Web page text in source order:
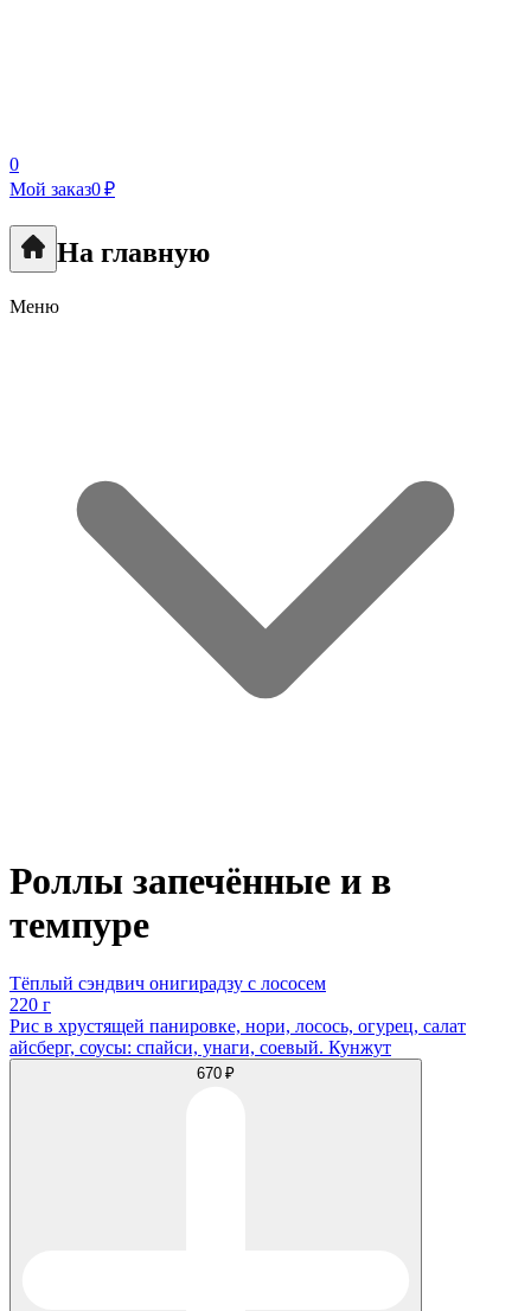
0
Мой заказ0 ₽
На главную
Меню
Роллы запечённые и в
темпуре
Тёплый сэндвич онигирадзу с лососем
220 г
Рис в хрустящей панировке, нори, лосось, огурец, салат
айсберг, соусы: спайси, унаги, соевый. Кунжут
670 ₽